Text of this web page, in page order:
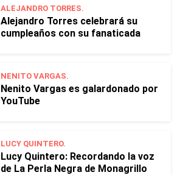
ALEJANDRO TORRES.
Alejandro Torres celebrará su
cumpleaños con su fanaticada
NENITO VARGAS.
Nenito Vargas es galardonado por
YouTube
LUCY QUINTERO.
Lucy Quintero: Recordando la voz
de La Perla Negra de Monagrillo